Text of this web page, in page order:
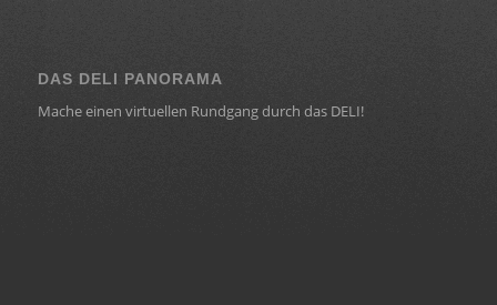
DAS DELI PANORAMA
Mache einen virtuellen Rundgang durch das DELI!